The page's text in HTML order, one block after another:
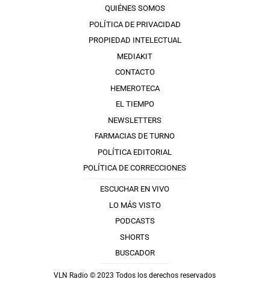
QUIÉNES SOMOS
POLÍTICA DE PRIVACIDAD
PROPIEDAD INTELECTUAL
MEDIAKIT
CONTACTO
HEMEROTECA
EL TIEMPO
NEWSLETTERS
FARMACIAS DE TURNO
POLÍTICA EDITORIAL
POLÍTICA DE CORRECCIONES
ESCUCHAR EN VIVO
LO MÁS VISTO
PODCASTS
SHORTS
BUSCADOR
VLN Radio © 2023 Todos los derechos reservados